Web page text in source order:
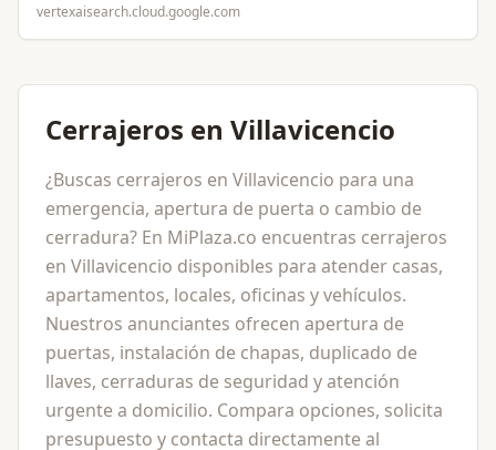
vertexaisearch.cloud.google.com
Cerrajeros en Villavicencio
¿Buscas cerrajeros en Villavicencio para una
emergencia, apertura de puerta o cambio de
cerradura? En MiPlaza.co encuentras cerrajeros
en Villavicencio disponibles para atender casas,
apartamentos, locales, oficinas y vehículos.
Nuestros anunciantes ofrecen apertura de
puertas, instalación de chapas, duplicado de
llaves, cerraduras de seguridad y atención
urgente a domicilio. Compara opciones, solicita
presupuesto y contacta directamente al